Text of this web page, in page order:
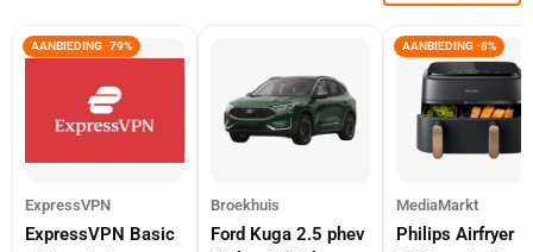
AANBIEDING -79%
ExpressVPN
ExpressVPN Basic
Broekhuis
Ford Kuga 2.5 phev
AANBIEDING -8%
MediaMarkt
Philips Airfryer